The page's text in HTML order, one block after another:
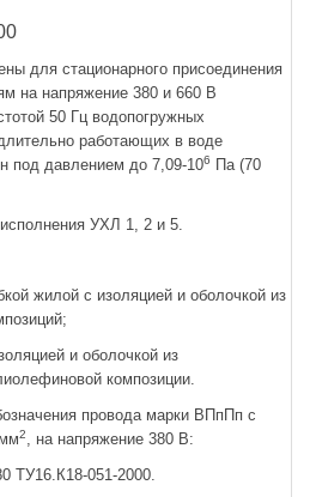
для стационарного присоединения
на напряжение 380 и 660 В
50 Гц водопогружных
работающих в воде
под давлением до 7,09-106
Па (70
УХЛ 1, 2 и 5.
жилой с изоляцией и оболочкой из
и оболочкой из
композиции.
провода марки ВПпПп с
2
, на напряжение 380 В:
ТУ16.К18-051-2000.